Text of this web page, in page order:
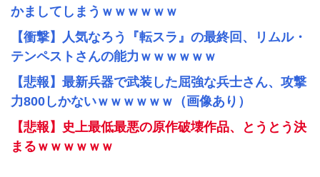
かましてしまうｗｗｗｗｗｗ
【衝撃】人気なろう『転スラ』の最終回、リムル・
テンペストさんの能力ｗｗｗｗｗｗ
【悲報】最新兵器で武装した屈強な兵士さん、攻撃
力800しかないｗｗｗｗｗｗ（画像あり）
【悲報】史上最低最悪の原作破壊作品、とうとう決
まるｗｗｗｗｗｗ